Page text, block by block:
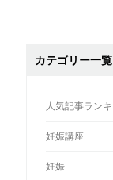
カテゴリー一覧
人気記事ラン
妊娠講座
妊娠